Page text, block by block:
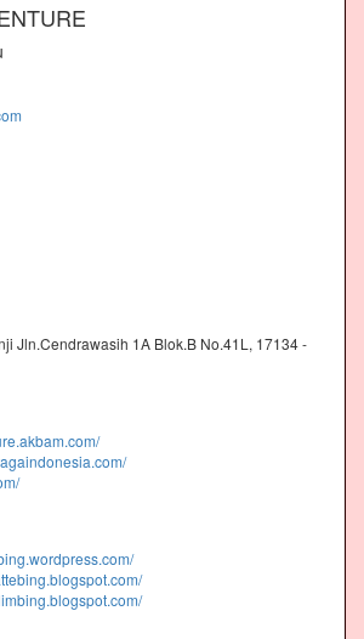
Jln.Cendrawasih 1A Blok.B No.41L, 17134 -